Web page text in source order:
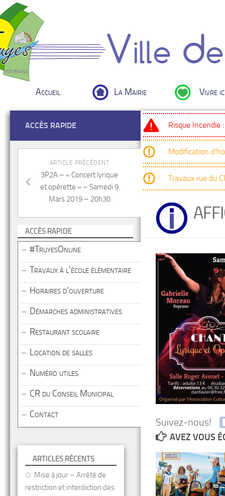
Accueil La Mairie Vivre
Risque Incendie
Modification
Travaux rue du
Suivez-nous!
AVEZ VOUS
ACCÈS RAPIDE
ARTICLE PRÉCÉDENT
3P2A – « Concert lyrique
et opérette » – Samedi 9
Mars 2019 – 20h30
ACCÈS RAPIDE
#TruyesOnline
Travaux à l’école élémentaire
Horaires d’ouverture
Démarches administratives
Restaurant scolaire
Location de salles
Numéro utiles
CR du Conseil Municipal
Contact
ARTICLES RÉCENTS
Mise à jour – Arrêté de
restriction et interdiction des